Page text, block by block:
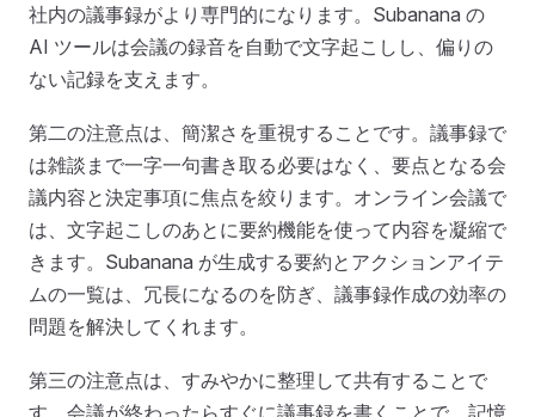
社内の議事録がより専門的になります。Subanana の
AI ツールは会議の録音を自動で文字起こしし、偏りの
ない記録を支えます。
第二の注意点は、簡潔さを重視することです。議事録で
は雑談まで一字一句書き取る必要はなく、要点となる会
議内容と決定事項に焦点を絞ります。オンライン会議で
は、文字起こしのあとに要約機能を使って内容を凝縮で
きます。Subanana が生成する要約とアクションアイテ
ムの一覧は、冗長になるのを防ぎ、議事録作成の効率の
問題を解決してくれます。
第三の注意点は、すみやかに整理して共有することで